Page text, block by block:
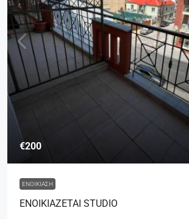
€200
ΕΝΟΙΚΊΑΣΗ
ΕΝΟΙΚΙΑΖΕΤΑΙ STUDIO